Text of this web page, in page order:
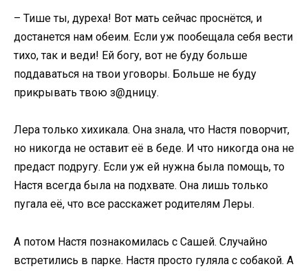
– Тише ты, дуреха! Вот мать сейчас проснётся, и
достанется нам обеим. Если уж пообещала себя вести
тихо, так и веди! Ей богу, вот не буду больше
поддаваться на твои уговоры. Больше не буду
прикрывать твою з@дницу.
Лера только хихикала. Она знала, что Настя поворчит,
но никогда не оставит её в беде. И что никогда она не
предаст подругу. Если уж ей нужна была помощь, то
Настя всегда была на подхвате. Она лишь только
пугала её, что все расскажет родителям Леры.
А потом Настя познакомилась с Сашей. Случайно
встретились в парке. Настя просто гуляла с собакой. А